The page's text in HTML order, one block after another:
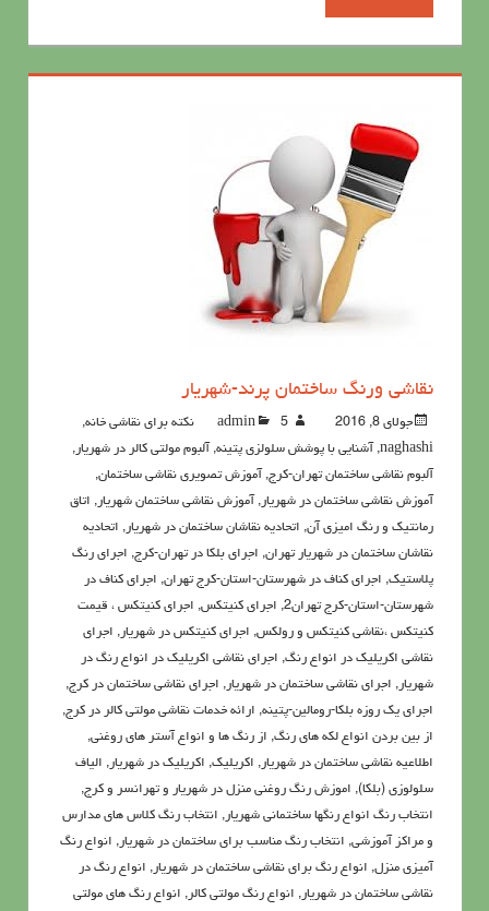
نقاشی ورنگ ساختمان پرند-شهریار
جولای 8, 2016 admin 5نکته برای نقاشی خانه
,
naghashi
, آشنايي با پوشش سلولزي پتينه, آلبوم مولتی کالر در شهریار ,
آلبوم نقاشی ساختمان تهران-کرج, آموزش تصویری نقاشی ساختمان,
آموزش نقاشی ساختمان در شهریار , آموزش نقاشی ساختمان شهریار , اتاق
رمانتیک و رنگ امیزی آن, اتحادیه نقاشان ساختمان در شهریار , اتحادیه
نقاشان ساختمان در شهریار تهران, اجرای بلکا در تهران-کرج, اجرای رنگ
پلاستیک, اجرای کناف در شهرستان-استان-کرج تهران, اجرای کناف در
شهرستان-استان-کرج تهران2 , اجرای کنیتکس, اجرای کنیتکس ، قیمت
کنیتکس ،نقاشي كنيتكس و رولكس, اجرای کنیتکس در شهریار , اجرای
نقاشی اکریلیک در انواع رنگ, اجرای نقاشی اکریلیک در انواع رنگ در
شهریار , اجرای نقاشی ساختمان در شهریار , اجرای نقاشی ساختمان در کرج,
اجرای یک روزه بلکا-رومالین-پتینه, ارائه خدمات نقاشی مولتی کالر در کرج,
از بین بردن انواع لکه های رنگ, از رنگ ها و انواع آستر های روغنی,
اطلاعيه نقاشی ساختمان در شهریار , اکريليک, اکريليک در شهریار , الیاف
سلولوزی (بلکا), اموزش رنگ روغنی منزل در شهریار و تهرانسر و کرج,
انتخاب رنگ انواع رنگها ساختمانی شهریار , انتخاب رنگ کلاس های مدارس
و مراکز آموزشی, انتخاب رنگ مناسب برای ساختمان در شهریار , انواع رنگ
آمیزی منزل, انواع رنگ برای نقاشی ساختمان در شهریار , انواع رنگ در
نقاشی ساختمان در شهریار , انواع رنگ مولتی کالر , انواع رنگ های مولتی